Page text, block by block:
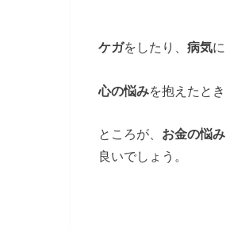
ケガをしたり、 病気
心の悩みを抱えたと
ところが、 お金の悩み
良いでしょう。